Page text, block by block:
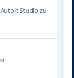
Studio zu